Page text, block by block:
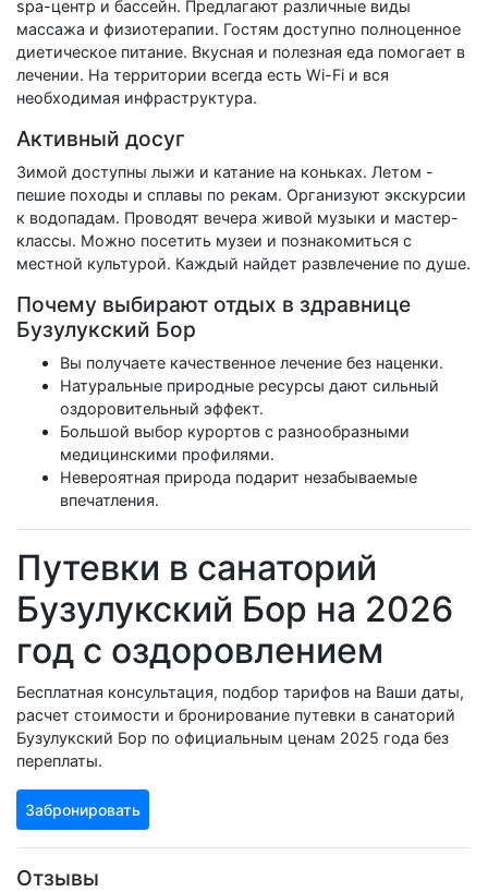
spa-центр и бассейн. Предлагают различные виды
массажа и физиотерапии. Гостям доступно полноценное
диетическое питание. Вкусная и полезная еда помогает в
лечении. На территории всегда есть Wi-Fi и вся
необходимая инфраструктура.
Активный досуг
Зимой доступны лыжи и катание на коньках. Летом -
пешие походы и сплавы по рекам. Организуют экскурсии
к водопадам. Проводят вечера живой музыки и мастер-
классы. Можно посетить музеи и познакомиться с
местной культурой. Каждый найдет развлечение по душе.
Почему выбирают отдых в здравнице
Бузулукский Бор
Вы получаете качественное лечение без наценки.
Натуральные природные ресурсы дают сильный
оздоровительный эффект.
Большой выбор курортов с разнообразными
медицинскими профилями.
Невероятная природа подарит незабываемые
впечатления.
Путевки в санаторий
Бузулукский Бор на 2026
год с оздоровлением
Бесплатная консультация, подбор тарифов на Ваши даты,
расчет стоимости и бронирование путевки в санаторий
Бузулукский Бор по официальным ценам 2025 года без
переплаты.
Забронировать
Отзывы